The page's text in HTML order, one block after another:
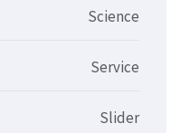
Science
Service
Slider